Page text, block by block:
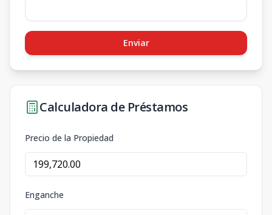
Enviar
Calculadora de Préstamos
Precio de la Propiedad
Enganche